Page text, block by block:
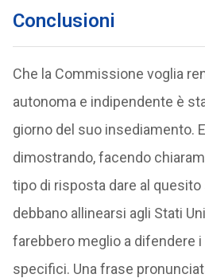
Conclusioni
Che la Commissione voglia
autonoma e indipendente è
giorno del suo insediamento.
dimostrando, facendo
tipo di risposta dare al quesito
debbano allinearsi agli Stati
farebbero meglio a difendere
specifici. Una frase